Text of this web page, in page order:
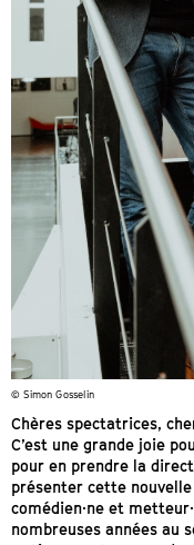
© Simon Gosselin
Chères spectatrices,
C’est une grande joie
pour en prendre la
présenter cette nouvelle
comédien·ne et
nombreuses années au